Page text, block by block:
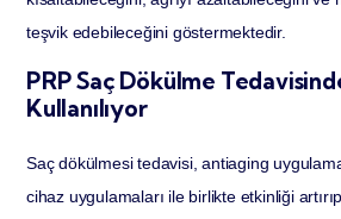
teşvik edebileceğini göstermektedir.
PRP Saç Dökülme
Kullanılıyor
Saç dökülmesi tedavisi, antiaging
cihaz uygulamaları ile birlikte etkinliği